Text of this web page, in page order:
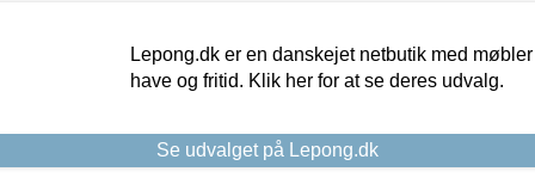
Lepong.dk er en danskejet netbutik med
have og fritid. Klik her for at se deres udvalg.
Se udvalget på Lepong.dk